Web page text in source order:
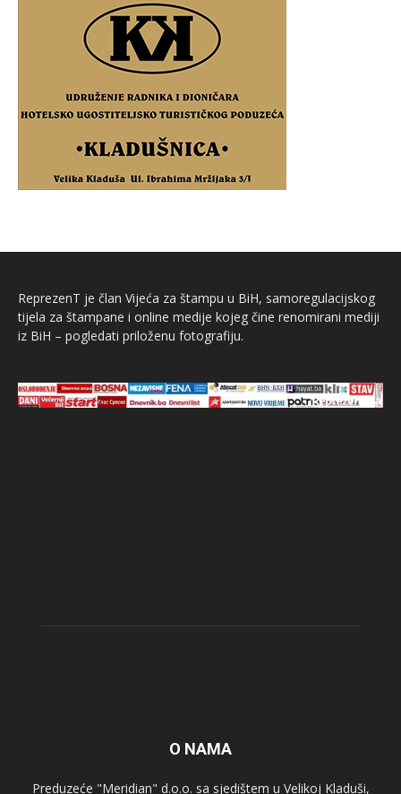
ReprezenT je član Vijeća za štampu u BiH, samoregulacijskog
tijela za štampane i online medije kojeg čine renomirani mediji
iz BiH – pogledati priloženu fotografiju.
O NAMA
Preduzeće "Meridian" d.o.o. sa sjedištem u Velikoj Kladuši,